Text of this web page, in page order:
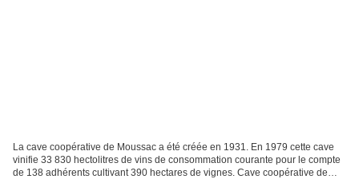
La cave coopérative de Moussac a été créée en 1931. En 1979 cette cave
vinifie 33 830 hectolitres de vins de consommation courante pour le compte
de 138 adhérents cultivant 390 hectares de vignes. Cave coopérative de